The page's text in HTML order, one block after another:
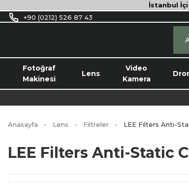
İstanbul İçi
+90 (0212) 526 87 43
Fotoğraf
Makinesi
Lens
Video
Kamera
Anasayfa Lens Filtreler LEE Filters Anti-
LEE Filters Anti-Static